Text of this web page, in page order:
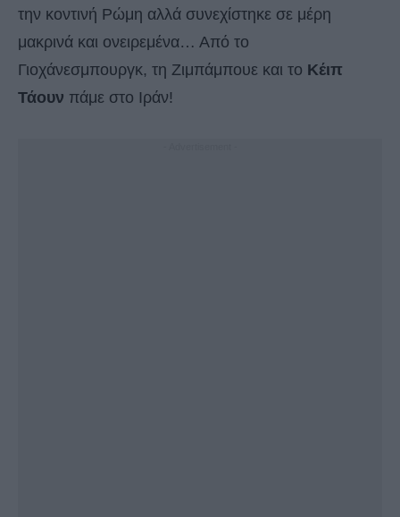
την κοντινή Ρώμη αλλά συνεχίστηκε σε μέρη
μακρινά και ονειρεμένα… Από το
Γιοχάνεσμπουργκ, τη Ζιμπάμπουε και το Κέιπ
Τάουν πάμε στο Ιράν!